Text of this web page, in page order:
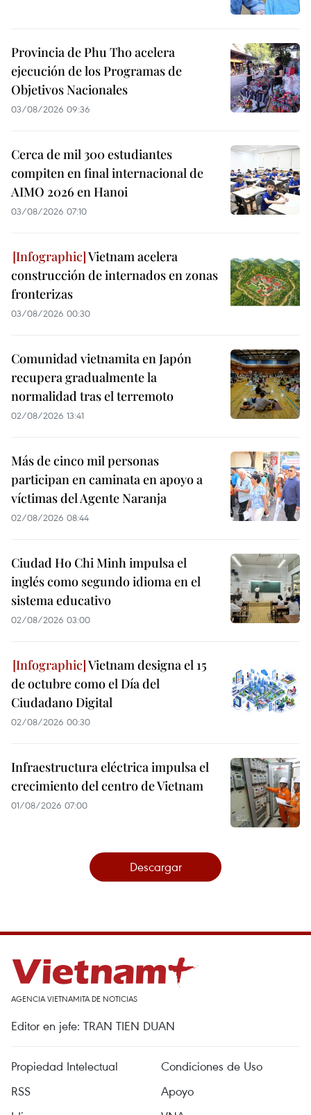
Provincia de Phu Tho acelera
ejecución de los Programas de
Objetivos Nacionales
03/08/2026 09:36
Cerca de mil 300 estudiantes
compiten en final internacional de
AIMO 2026 en Hanoi
03/08/2026 07:10
Vietnam acelera
construcción de internados en zonas
fronterizas
03/08/2026 00:30
Comunidad vietnamita en Japón
recupera gradualmente la
normalidad tras el terremoto
02/08/2026 13:41
Más de cinco mil personas
participan en caminata en apoyo a
víctimas del Agente Naranja
02/08/2026 08:44
Ciudad Ho Chi Minh impulsa el
inglés como segundo idioma en el
sistema educativo
02/08/2026 03:00
Vietnam designa el 15
de octubre como el Día del
Ciudadano Digital
02/08/2026 00:30
Infraestructura eléctrica impulsa el
crecimiento del centro de Vietnam
01/08/2026 07:00
Descargar
AGENCIA VIETNAMITA DE NOTICIAS
Editor en jefe: TRAN TIEN DUAN
Propiedad Intelectual
Condiciones de Uso
RSS
Apoyo